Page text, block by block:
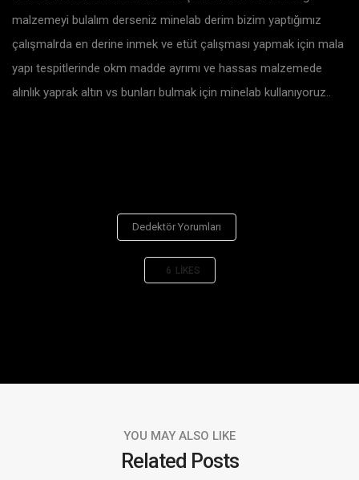
malzemeyi bulalım derseniz minelab derim bizim yaptığımız
çalışmalrda en derine inmek ve etüt çalışması yapmak için mala
yapı tespitlerinde okm madde ayrımı ve hassas malzemede
alınlık yaprak altın vs bunları bulmak için minelab kullanıyoruz..
Dedektör Yorumları
6 LIKES
YOU MAY ALSO LIKE
Related Posts